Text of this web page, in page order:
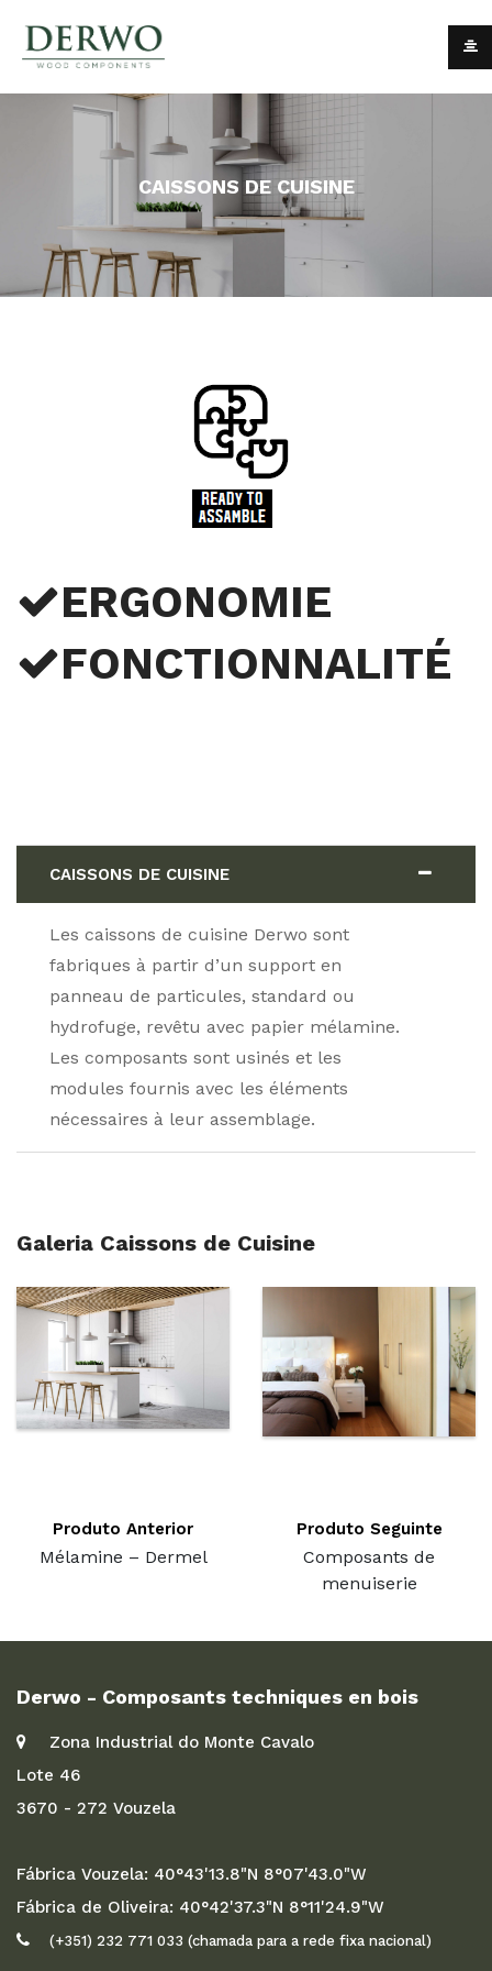
CAISSONS DE CUISINE
ERGONOMIE
FONCTIONNALITÉ
CAISSONS DE CUISINE
Les caissons de cuisine Derwo sont
fabriques à partir d’un support en
panneau de particules, standard ou
hydrofuge, revêtu avec papier mélamine.
Les composants sont usinés et les
modules fournis avec les éléments
nécessaires à leur assemblage.
Galeria Caissons de Cuisine
Produto Anterior
Mélamine – Dermel
Produto Seguinte
Composants de
menuiserie
Derwo - Composants techniques en bois
Zona Industrial do Monte Cavalo
Lote 46
3670 - 272 Vouzela
Fábrica Vouzela: 40°43'13.8"N 8°07'43.0"W
Fábrica de Oliveira: 40°42'37.3"N 8°11'24.9"W
(+351) 232 771 033 (chamada para a rede fixa nacional)